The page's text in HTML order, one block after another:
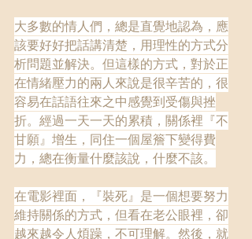
大多數的情人們，總是直覺地認為，應
該要好好把話講清楚，用理性的方式分
析問題並解決。但這樣的方式，對於正
在情緒壓力的兩人來說是很辛苦的，很
容易在話語往來之中感覺到受傷與挫
折。經過一天一天的累積，關係裡『不
甘願』增生，同住一個屋簷下變得費
力，總在衡量什麼該說，什麼不該。
在電影裡面，『裝死』是一個想要努力
維持關係的方式，但看在老公眼裡，卻
越來越令人煩躁，不可理解。然後，就